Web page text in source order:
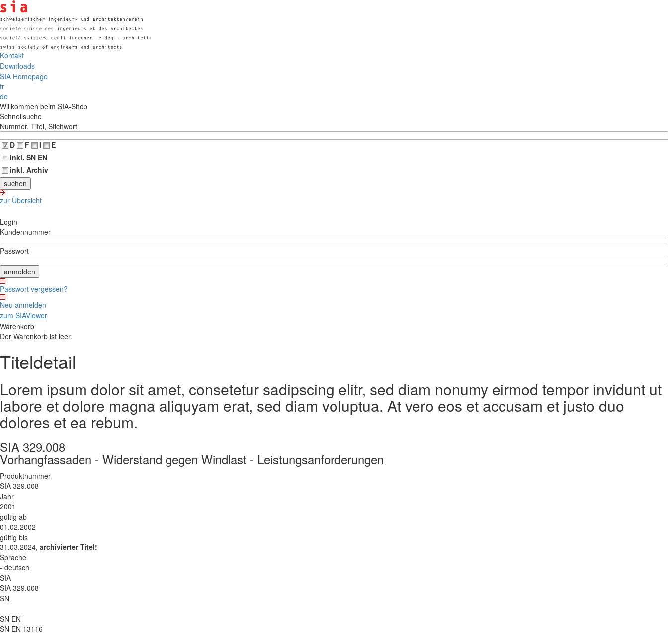
Kontakt
Downloads
SIA Homepage
fr
de
Willkommen beim SIA-Shop
Schnellsuche
Nummer, Titel, Stichwort
D
F I
E
inkl. SN EN
inkl. Archiv
zur Übersicht
Login
Kundennummer
Passwort
Passwort vergessen?
Neu anmelden
zum SIAViewer
Warenkorb
Der Warenkorb ist leer.
Titeldetail
Lorem ipsum dolor sit amet, consetetur sadipscing elitr, sed diam nonumy eirmod tempor invidunt ut
labore et dolore magna aliquyam erat, sed diam voluptua. At vero eos et accusam et justo duo
dolores et ea rebum.
SIA 329.008
Vorhangfassaden - Widerstand gegen Windlast - Leistungsanforderungen
Produktnummer
SIA 329.008
Jahr
2001
gültig ab
01.02.2002
gültig bis
31.03.2024, archivierter Titel!
Sprache
- deutsch
SIA
SIA 329.008
SN
SN EN
SN EN 13116